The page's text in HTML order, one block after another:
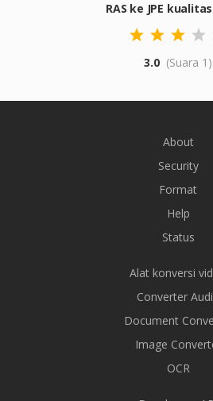
RAS ke JPE
3.0 (Suara 1)
About
Security
Format
Help
Status
Alat konversi
Converter
Document
Image
OCR